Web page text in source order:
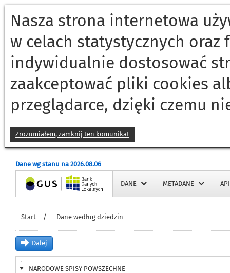
Nasza strona internetowa
w celach statystycznych
indywidualnie dostosować
zaakceptować pliki cookies
przeglądarce, dzięki czemu
Zrozumiałem, zamknij ten komunikat
Dane wg stanu na 2026.08.06
Strona główna DANE METADANE API
Start / Dane według dziedzin
Dalej
CENY
FINANSE PRZEDSIĘBIORSTW (DANE KWARTALNE)
FINANSE PUBLICZNE
FUNDUSZE UNIJNE (DANE PÓŁROCZNE)
GOSPODARKA MIESZKANIOWA I KOMUNALNA
GOSPODARKA SPOŁECZNA
HANDEL I GASTRONOMIA
INWESTYCJE I ŚRODKI TRWAŁE
KULTURA FIZYCZNA, SPORT I REKREACJA
LEŚNICTWO I ŁOWIECTWO
LUDNOŚĆ
NARODOWE SPISY POWSZECHNE